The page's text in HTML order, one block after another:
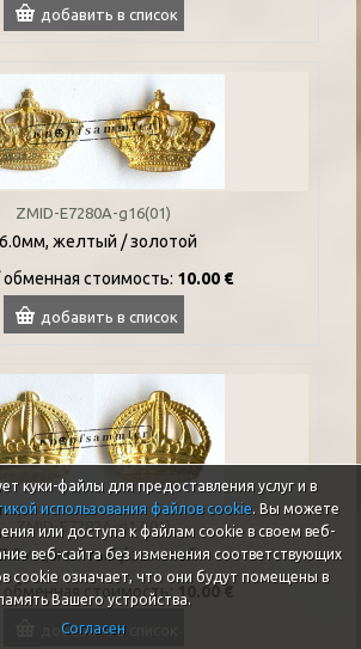
добавить в список
ZMID-E7280A-g16(01)
желтый / золотой
oбменная стоимость: 10.00 €
добавить в список
ZMID-E7282A-g17(01)
желтый / золотой
oбменная стоимость: 10.00 €
добавить в список
куки-файлы для предоставления услуг и в
использования файлов cookie. Вы можете
или доступа к файлам cookie в своем веб-
веб-сайта без изменения соответствующих
cookie означает, что они будут помещены в
Вашего устройства.
Согласен